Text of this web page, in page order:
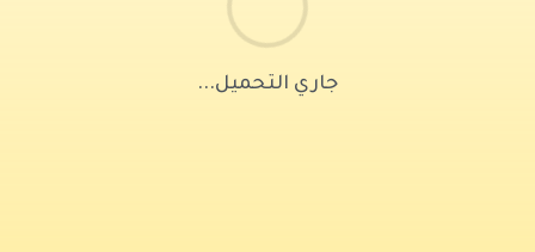
جاري التحميل...